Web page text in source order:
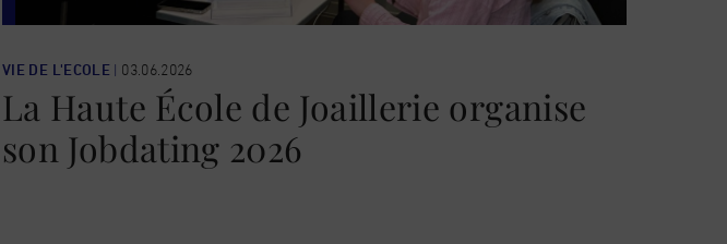
VIE DE L'ECOLE | 03.06.2026
La Haute École de Joaillerie organise
son Jobdating 2026